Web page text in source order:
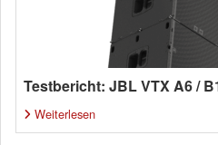
Testbericht: JBL VTX A6 /
Weiterlesen